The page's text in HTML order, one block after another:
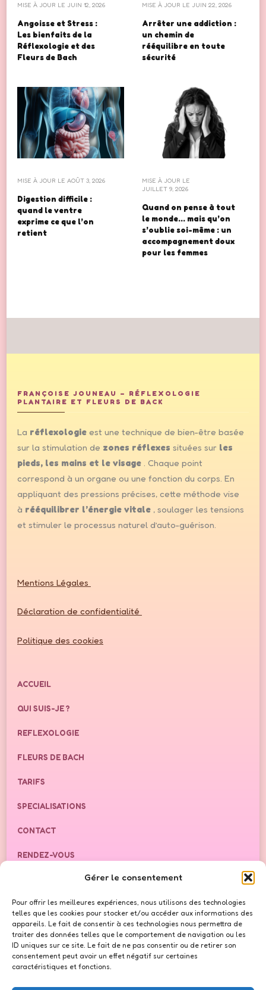
Gérer le consentement
Pour offrir les meilleures expériences, nous utilisons des technologies
telles que les cookies pour stocker et/ou accéder aux informations des
appareils. Le fait de consentir à ces technologies nous permettra de
traiter des données telles que le comportement de navigation ou les
ID uniques sur ce site. Le fait de ne pas consentir ou de retirer son
consentement peut avoir un effet négatif sur certaines
caractéristiques et fonctions.
MISE À JOUR LE JUIN 12, 2026
Angoisse et Stress :
Les bienfaits de la
Réflexologie et des
Fleurs de Bach
MISE À JOUR LE JUIN 22, 2026
Arrêter une addiction :
un chemin de
rééquilibre en toute
sécurité
MISE À JOUR LE AOÛT 3, 2026
Digestion difficile :
quand le ventre
exprime ce que l’on
retient
MISE À JOUR LE
JUILLET 9, 2026
Quand on pense à tout
le monde… mais qu’on
s’oublie soi-même : un
accompagnement doux
pour les femmes
FRANÇOISE JOUNEAU – RÉFLEXOLOGIE
PLANTAIRE ET FLEURS DE BACK
La réflexologie est une technique de bien-être basée
sur la stimulation de zones réflexes situées sur les
pieds, les mains et le visage . Chaque point
correspond à un organe ou une fonction du corps. En
appliquant des pressions précises, cette méthode vise
à rééquilibrer l’énergie vitale , soulager les tensions
et stimuler le processus naturel d’auto-guérison.
Mentions Légales
Déclaration de confidentialité
Politique des cookies
ACCUEIL
QUI SUIS-JE ?
REFLEXOLOGIE
FLEURS DE BACH
TARIFS
SPECIALISATIONS
CONTACT
RENDEZ-VOUS
BLOG
NOS RÉSEAUX
Instagram